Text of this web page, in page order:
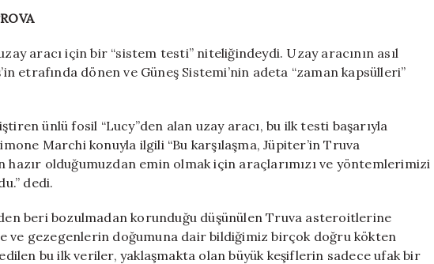
aracı için bir “sistem testi” niteliğindeydi. Uzay aracının asıl
etrafında dönen ve Güneş Sistemi’nin adeta “zaman kapsülleri”
ünlü fosil “Lucy”den alan uzay aracı, bu ilk testi başarıyla
Marchi konuyla ilgili “Bu karşılaşma, Jüpiter’in Truva
hazır olduğumuzdan emin olmak için araçlarımızı ve yöntemlerimizi
dedi.
beri bozulmadan korunduğu düşünülen Truva asteroitlerine
ve gezegenlerin doğumuna dair bildiğimiz birçok doğru kökten
bu ilk veriler, yaklaşmakta olan büyük keşiflerin sadece ufak bir